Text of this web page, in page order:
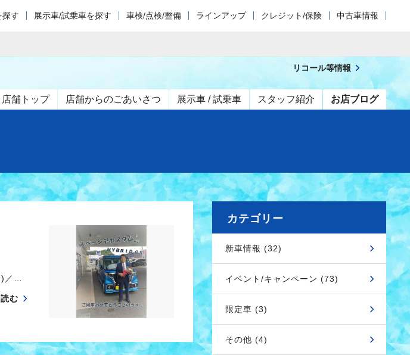
探す 展示車/試乗車を探す 車検/点検/整備 ラインアップ クレジット/保険 中古車情報
店舗トップ 店舗からのごあいさつ 展示車 / 試乗車 スタッフ紹介 お店ブログ
リコール等情報
／…
む
カテゴリー
新車情報 (32)
イベント/キャンペーン (73)
限定車 (3)
その他 (4)